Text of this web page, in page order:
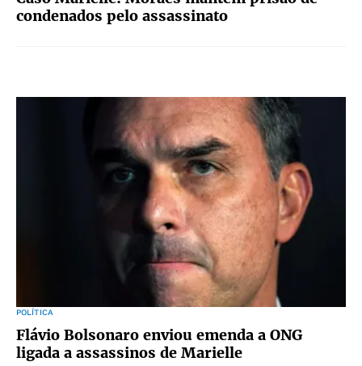
condenados pelo assassinato
POLÍTICA
Flávio Bolsonaro enviou emenda a ONG
ligada a assassinos de Marielle